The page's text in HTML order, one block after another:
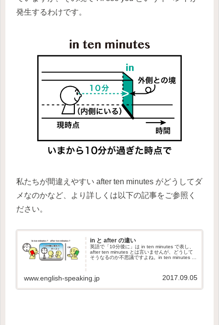
発生するわけです。
私たちが間違えやすい after ten minutes がどうしてダ
メなのかなど、より詳しくは以下の記事をご参照く
ださい。
in と after の違い
英語で「10分後に」は in ten minutes で表し、
after ten minutes とは言いませんが、どうして
そうなるのか不思議ですよね。in ten minutes は
www.english-speaking.jp 2017.09.05